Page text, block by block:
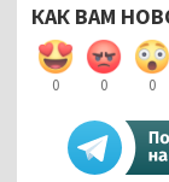
КАК ВАМ
0 0 0